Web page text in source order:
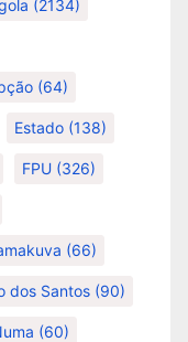
(2134)
(64)
Estado (138)
FPU (326)
(66)
dos Santos (90)
(60)